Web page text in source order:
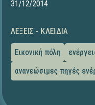
31/12/2014
ΛΈΞΕΙΣ - ΚΛΕΙΔΙΆ
Εικονική πόλη
ανανεώσιμες πηγές